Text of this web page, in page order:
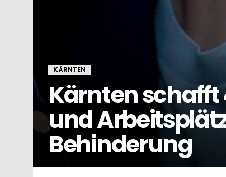
KÄRNTEN
Kärnten
und
Behinderung